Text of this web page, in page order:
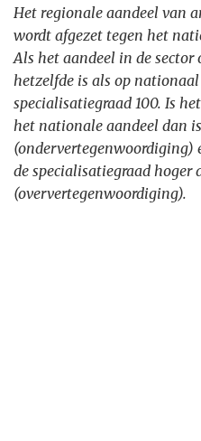
Het regionale aandeel van
wordt afgezet tegen het
Als het aandeel in de
hetzelfde is als op
specialisatiegraad 100. Is
het nationale aandeel dan
(ondervertegenwoordiging)
de specialisatiegraad hoger
(oververtegenwoordiging).